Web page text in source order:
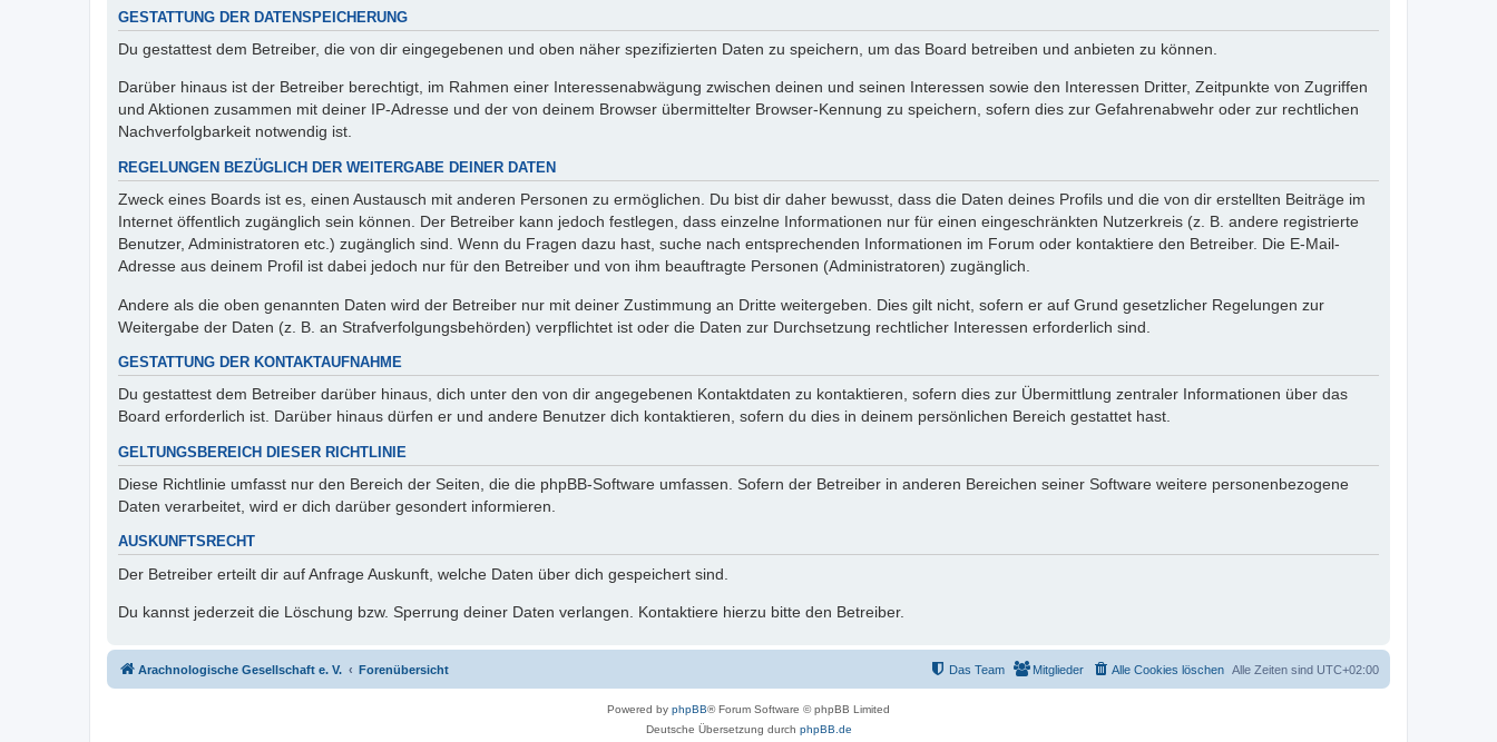
GESTATTUNG DER DATENSPEICHERUNG
Du gestattest dem Betreiber, die von dir eingegebenen und oben näher spezifizierten Daten zu speichern, um das Board betreiben und anbieten zu können.
Darüber hinaus ist der Betreiber berechtigt, im Rahmen einer Interessenabwägung zwischen deinen und seinen Interessen sowie den Interessen Dritter, Zeitpunkte von Zugriffen
und Aktionen zusammen mit deiner IP-Adresse und der von deinem Browser übermittelter Browser-Kennung zu speichern, sofern dies zur Gefahrenabwehr oder zur rechtlichen
Nachverfolgbarkeit notwendig ist.
REGELUNGEN BEZÜGLICH DER WEITERGABE DEINER DATEN
Zweck eines Boards ist es, einen Austausch mit anderen Personen zu ermöglichen. Du bist dir daher bewusst, dass die Daten deines Profils und die von dir erstellten Beiträge im
Internet öffentlich zugänglich sein können. Der Betreiber kann jedoch festlegen, dass einzelne Informationen nur für einen eingeschränkten Nutzerkreis (z. B. andere registrierte
Benutzer, Administratoren etc.) zugänglich sind. Wenn du Fragen dazu hast, suche nach entsprechenden Informationen im Forum oder kontaktiere den Betreiber. Die E-Mail-
Adresse aus deinem Profil ist dabei jedoch nur für den Betreiber und von ihm beauftragte Personen (Administratoren) zugänglich.
Andere als die oben genannten Daten wird der Betreiber nur mit deiner Zustimmung an Dritte weitergeben. Dies gilt nicht, sofern er auf Grund gesetzlicher Regelungen zur
Weitergabe der Daten (z. B. an Strafverfolgungsbehörden) verpflichtet ist oder die Daten zur Durchsetzung rechtlicher Interessen erforderlich sind.
GESTATTUNG DER KONTAKTAUFNAHME
Du gestattest dem Betreiber darüber hinaus, dich unter den von dir angegebenen Kontaktdaten zu kontaktieren, sofern dies zur Übermittlung zentraler Informationen über das
Board erforderlich ist. Darüber hinaus dürfen er und andere Benutzer dich kontaktieren, sofern du dies in deinem persönlichen Bereich gestattet hast.
GELTUNGSBEREICH DIESER RICHTLINIE
Diese Richtlinie umfasst nur den Bereich der Seiten, die die phpBB-Software umfassen. Sofern der Betreiber in anderen Bereichen seiner Software weitere personenbezogene
Daten verarbeitet, wird er dich darüber gesondert informieren.
AUSKUNFTSRECHT
Der Betreiber erteilt dir auf Anfrage Auskunft, welche Daten über dich gespeichert sind.
Du kannst jederzeit die Löschung bzw. Sperrung deiner Daten verlangen. Kontaktiere hierzu bitte den Betreiber.
Arachnologische Gesellschaft e. V. Forenübersicht Alle Zeiten sind UTC+02:00
Alle Cookies löschen
Mitglieder
Das Team
Powered by phpBB® Forum Software © phpBB Limited
Deutsche Übersetzung durch phpBB.de